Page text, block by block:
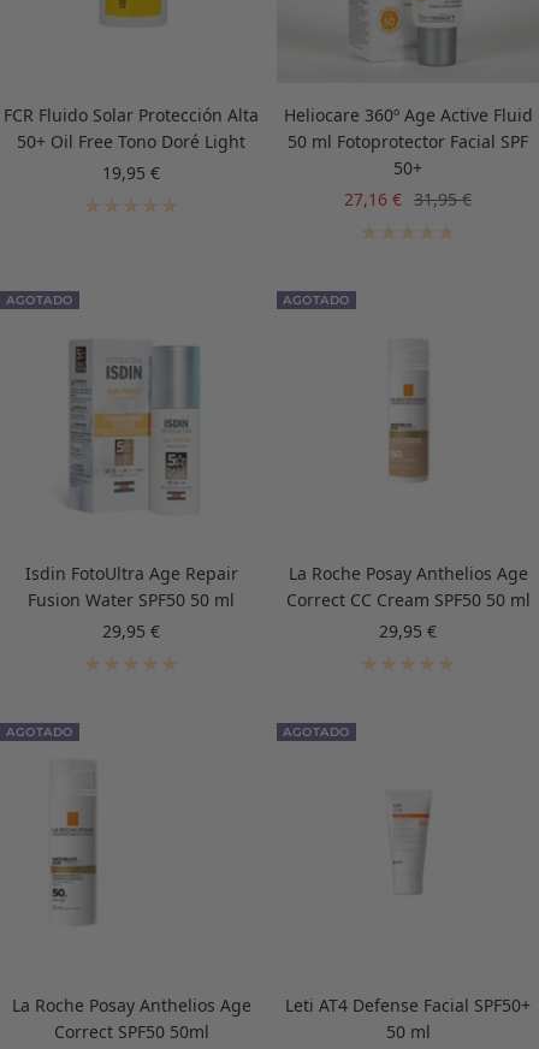
FCR Fluido Solar Protección Alta
50+ Oil Free Tono Doré Light
Precio
de
19,95 €
Heliocare 360º Age Active Fluid
50 ml Fotoprotector Facial SPF
50+
Precio
27,16 € Precio
normal
31,95 €
AGOTADO
Isdin FotoUltra Age Repair
Fusion Water SPF50 50 ml
Precio
de
29,95 €
AGOTADO
La Roche Posay Anthelios Age
Correct CC Cream SPF50 50 ml
Precio
de
29,95 €
AGOTADO
La Roche Posay Anthelios Age
Correct SPF50 50ml
AGOTADO
Leti AT4 Defense Facial SPF50+
50 ml